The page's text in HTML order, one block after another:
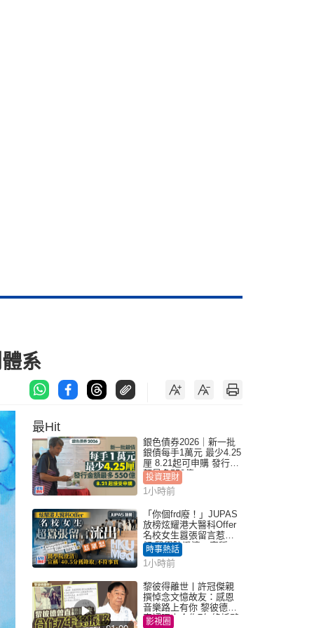
系
最Hit
銀色債券2026｜新一批
銀債每手1萬元 最少4.25
厘 8.21起可申購 發行金
額最多550億
投資理財
1小時前
「你個frd廢！」JUPAS
放榜炫耀港大醫科Offer
名校女生囂張留言惹眾
怒 醫學院澄清：宣稱
「40.5分獲錄取」不符事
實｜Juicy叮
時事熱話
1小時前
黎彼得離世丨許冠傑親
撰悼念文憶故友：感恩
音樂路上有你 黎彼德曾
直認唔夾合作7年終拆夥
影視圈